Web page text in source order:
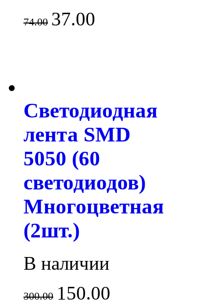
74.00 37.00
Светодиодная
лента SMD
5050 (60
светодиодов)
Многоцветная
(2шт.)
В наличии
300.00 150.00